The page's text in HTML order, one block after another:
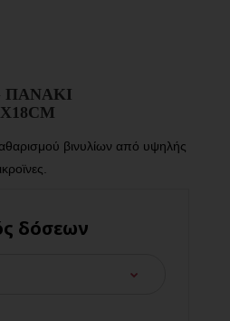
ΠΑΝΑΚΙ
βινυλίων από υψηλής
δόσεων